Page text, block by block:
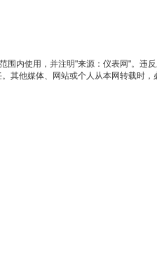
内使用，并注明"来源：仪表网"。违
其他媒体、网站或个人从本网转载时